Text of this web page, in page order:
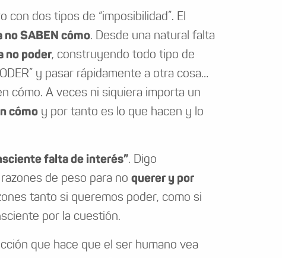
dos tipos de “imposibilidad”. El
no SABEN cómo. Desde una natural falta
no poder, construyendo todo tipo de
y pasar rápidamente a otra cosa…
cómo. A veces ni siquiera importa un
cómo y por tanto es lo que hacen y lo
falta de interés”. Digo
de peso para no querer y por
tanto si queremos poder, como si
por la cuestión.
que hace que el ser humano vea